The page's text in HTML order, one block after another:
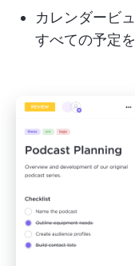
カレンダービ
すべての予定